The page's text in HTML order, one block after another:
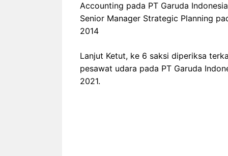
Accounting pada PT Garuda
Senior Manager Strategic Planning
2014
Lanjut Ketut, ke 6 saksi diperiksa
pesawat udara pada PT Garuda
2021.